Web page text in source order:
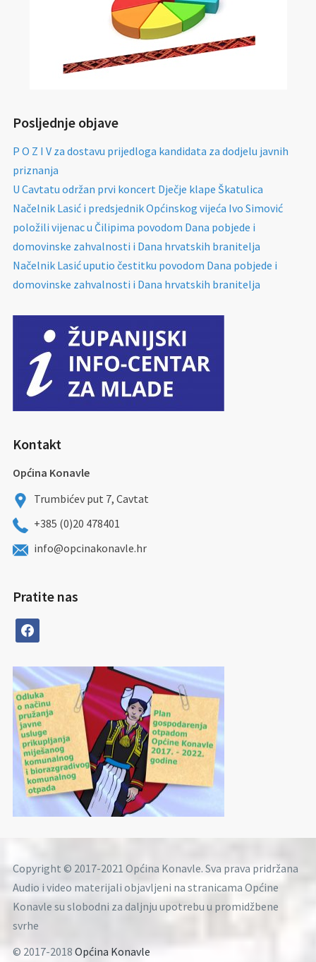
Posljednje objave
P O Z I V za dostavu prijedloga kandidata za dodjelu javnih
priznanja
U Cavtatu održan prvi koncert Dječje klape Škatulica
Načelnik Lasić i predsjednik Općinskog vijeća Ivo Simović
položili vijenac u Čilipima povodom Dana pobjede i
domovinske zahvalnosti i Dana hrvatskih branitelja
Načelnik Lasić uputio čestitku povodom Dana pobjede i
domovinske zahvalnosti i Dana hrvatskih branitelja
Kontakt
Općina Konavle
Trumbićev put 7, Cavtat
+385 (0)20 478401
info@opcinakonavle.hr
Pratite nas
facebook
Copyright © 2017-2021 Općina Konavle. Sva prava pridržana
Audio i video materijali objavljeni na stranicama Općine
Konavle su slobodni za daljnju upotrebu u promidžbene
svrhe
© 2017-2018 Općina Konavle